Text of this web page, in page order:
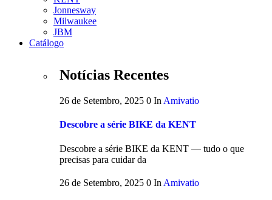
Jonnesway
Milwaukee
JBM
Catálogo
Notícias Recentes
26 de Setembro, 2025 0 In Amivatio
Descobre a série BIKE da KENT
Descobre a série BIKE da KENT — tudo o que
precisas para cuidar da
26 de Setembro, 2025 0 In Amivatio